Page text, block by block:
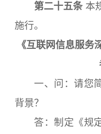
第二十五条 本
施行。
《互联网信息服务
一、问：请您简
背景？
答：制定《规定